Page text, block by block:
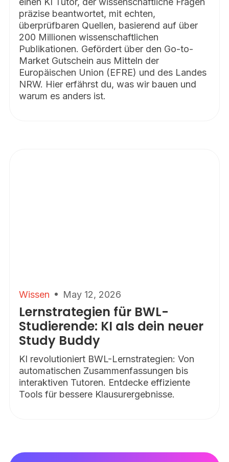
präzise beantwortet, mit echten,
überprüfbaren Quellen, basierend auf über
200 Millionen wissenschaftlichen
Publikationen. Gefördert über den Go-to-
Market Gutschein aus Mitteln der
Europäischen Union (EFRE) und des Landes
NRW. Hier erfährst du, was wir bauen und
warum es anders ist.
Wissen May 12, 2026
Lernstrategien für BWL-
Studierende: KI als dein neuer
Study Buddy
KI revolutioniert BWL-Lernstrategien: Von
automatischen Zusammenfassungen bis
interaktiven Tutoren. Entdecke effiziente
Tools für bessere Klausurergebnisse.